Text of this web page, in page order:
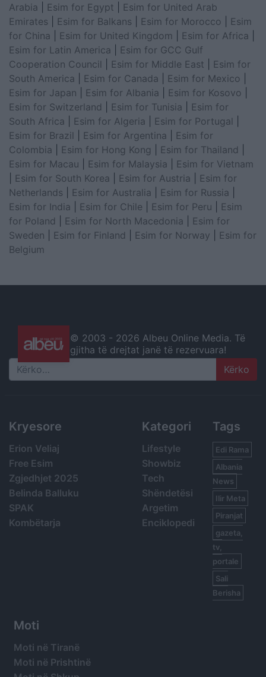
Arabia
Esim for Egypt
Esim for United Arab
Emirates
Esim for Balkans Esim for Morocco
Esim
for China
Esim for United Kingdom Esim for Africa
Esim for Latin America
Esim for GCC Gulf
Cooperation Council
Esim for Middle East
Esim for
South America
Esim for Canada Esim for Mexico
Esim for Japan
Esim for Albania Esim for Kosovo
Esim for Switzerland
Esim for Tunisia
Esim for
South Africa
Esim for Algeria Esim for Portugal
Esim for Brazil
Esim for Argentina
Esim for
Colombia
Esim for Hong Kong Esim for Thailand
Esim for Macau
Esim for Malaysia
Esim for Vietnam
Esim for South Korea Esim for Austria
Esim for
Netherlands
Esim for Australia Esim for Russia
Esim for India
Esim for Chile Esim for Peru
Esim
for Poland
Esim for North Macedonia
Esim for
Sweden
Esim for Finland Esim for Norway
Esim for
Belgium
© 2003 - 2026 Albeu Online Media. Të
gjitha të drejtat janë të rezervuara!
Search
Kryesore
Erion Veliaj
Free Esim
Zgjedhjet 2025
Belinda Balluku
SPAK
Kombëtarja
Kategori
Lifestyle
Showbiz
Tech
Shëndetësi
Argetim
Enciklopedi
Tags
Edi Rama
Albania
News
Ilir Meta
Piranjat
gazeta,
tv,
portale
Sali
Berisha
Moti
Moti në Tiranë
Moti në Prishtinë